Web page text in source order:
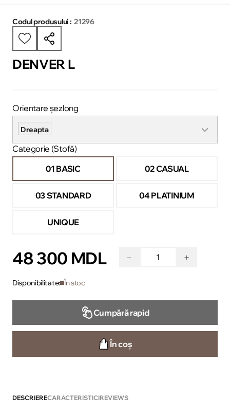
Codul produsului : 21296
DENVER L
Orientare șezlong
Dreapta
Categorie (Stofă)
01 BASIC
02 CASUAL
03 STANDARD 04 PLATINIUM
UNIQUE
48 300 MDL − +
Disponibilitate: În stoc
Cumpără rapid
În coș
DESCRIERECARACTERISTICIREVIEWS